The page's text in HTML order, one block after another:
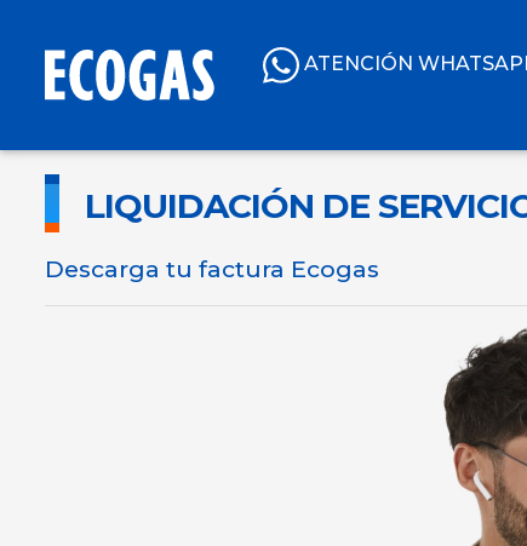
ATENCIÓN
LIQUIDACIÓN DE
Descarga tu factura Ecogas